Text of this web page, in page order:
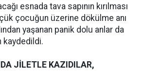
esnada tava sapının kırılması
çocuğun üzerine dökülme anı
yaşanan panik dolu anlar da
kaydedildi.
JİLETLE KAZIDILAR,